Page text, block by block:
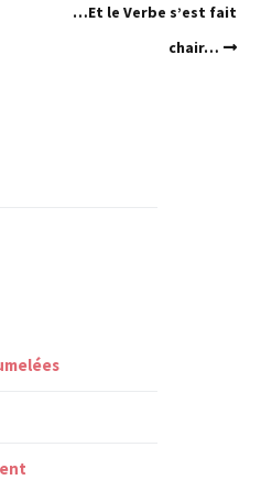
…Et le Verbe s’est fait
chair…